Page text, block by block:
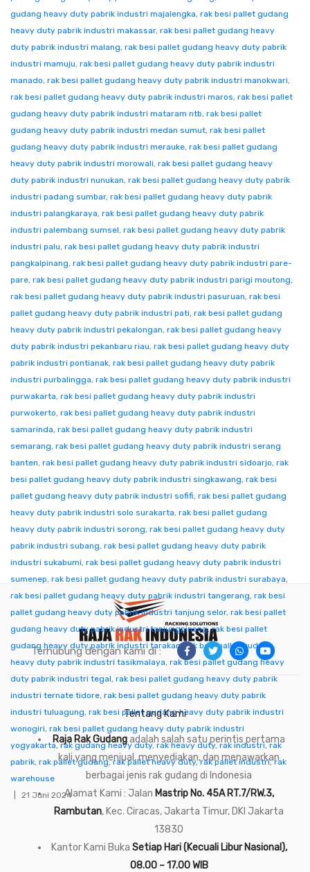
gudang heavy duty pabrik industri majalengka, rak besi pallet gudang
heavy duty pabrik industri makassar, rak besi pallet gudang heavy
duty pabrik industri malang, rak besi pallet gudang heavy duty pabrik
industri mamuju, rak besi pallet gudang heavy duty pabrik industri
manado, rak besi pallet gudang heavy duty pabrik industri manokwari,
rak besi pallet gudang heavy duty pabrik industri maros, rak besi pallet
gudang heavy duty pabrik industri mataram ntb, rak besi pallet
gudang heavy duty pabrik industri medan sumut, rak besi pallet
gudang heavy duty pabrik industri merauke, rak besi pallet gudang
heavy duty pabrik industri morowali, rak besi pallet gudang heavy
duty pabrik industri nunukan, rak besi pallet gudang heavy duty pabrik
industri padang sumbar, rak besi pallet gudang heavy duty pabrik
industri palangkaraya, rak besi pallet gudang heavy duty pabrik
industri palembang sumsel, rak besi pallet gudang heavy duty pabrik
industri palu, rak besi pallet gudang heavy duty pabrik industri
pangkalpinang, rak besi pallet gudang heavy duty pabrik industri pare-
pare, rak besi pallet gudang heavy duty pabrik industri parigi moutong,
rak besi pallet gudang heavy duty pabrik industri pasuruan, rak besi
pallet gudang heavy duty pabrik industri pati, rak besi pallet gudang
heavy duty pabrik industri pekalongan, rak besi pallet gudang heavy
duty pabrik industri pekanbaru riau, rak besi pallet gudang heavy duty
pabrik industri pontianak, rak besi pallet gudang heavy duty pabrik
industri purbalingga, rak besi pallet gudang heavy duty pabrik industri
purwakarta, rak besi pallet gudang heavy duty pabrik industri
purwokerto, rak besi pallet gudang heavy duty pabrik industri
samarinda, rak besi pallet gudang heavy duty pabrik industri
semarang, rak besi pallet gudang heavy duty pabrik industri serang
banten, rak besi pallet gudang heavy duty pabrik industri sidoarjo, rak
besi pallet gudang heavy duty pabrik industri singkawang, rak besi
pallet gudang heavy duty pabrik industri sofifi, rak besi pallet gudang
heavy duty pabrik industri solo surakarta, rak besi pallet gudang
heavy duty pabrik industri sorong, rak besi pallet gudang heavy duty
pabrik industri subang, rak besi pallet gudang heavy duty pabrik
industri sukabumi, rak besi pallet gudang heavy duty pabrik industri
sumenep, rak besi pallet gudang heavy duty pabrik industri surabaya,
rak besi pallet gudang heavy duty pabrik industri tangerang, rak besi
pallet gudang heavy duty pabrik industri tanjung selor, rak besi pallet
gudang heavy duty pabrik industri tanjungpinang,rak besi pallet
gudang heavy duty pabrik industri tarakan, rak besi pallet gudang
heavy duty pabrik industri tasikmalaya, rak besi pallet gudang heavy
duty pabrik industri tegal, rak besi pallet gudang heavy duty pabrik
industri ternate tidore, rak besi pallet gudang heavy duty pabrik
industri tuluagung, rak besi pallet gudang heavy duty pabrik industri
wonogiri, rak besi pallet gudang heavy duty pabrik industri
yogyakarta,rak gudang heavy duty,rak heavy duty,rak industri,rak
pabrik, rak pallet gudang,rak pallet heavy duty,rak pallet industri,rak
warehouse
21 Juni 2024
Terhubung dengan kami di :
Tentang Kami
Raja Rak Gudangadalah salah satu perintis pertama
kali yang menjual, menyediakan, dan menawarkan
berbagai jenis rak gudang di Indonesia
Alamat Kami : Jalan Mastrip No. 45A RT.7/RW.3,
Rambutan, Kec. Ciracas, Jakarta Timur, DKI Jakarta
13830
Kantor Kami Buka Setiap Hari (Kecuali Libur Nasional),
08.00 – 17.00 WIB